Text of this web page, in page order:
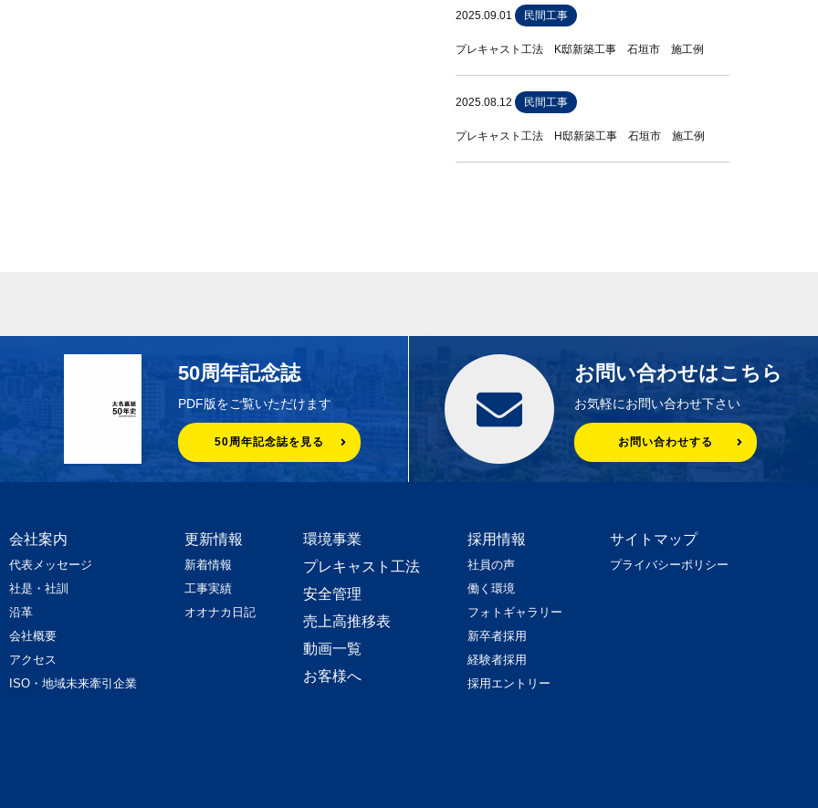
2025.09.01 民間工事
プレキャスト工法 K邸新築工事 石垣市 施工例
2025.08.12 民間工事
プレキャスト工法 H邸新築工事 石垣市 施工例
50周年記念誌
PDF版をご覧いただけます
50周年記念誌を見る
お問い合わせはこちら
お気軽にお問い合わせ下さい
お問い合わせする
会社案内
代表メッセージ
社是・社訓
沿革
会社概要
アクセス
ISO・地域未来牽引企業
更新情報
新着情報
工事実績
オオナカ日記
環境事業
プレキャスト工法
安全管理
売上高推移表
動画一覧
お客様へ
採用情報
社員の声
働く環境
フォトギャラリー
新卒者採用
経験者採用
採用エントリー
サイトマップ
プライバシーポリシー